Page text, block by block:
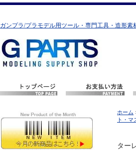
ガンプラ/プラモデル用ツール・専門工具・造形
ホーム
ト・マ
ター